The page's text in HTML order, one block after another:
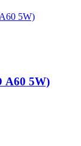
Đông 5W (LED A60 5W)